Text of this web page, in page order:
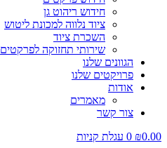
חידוש ריהוט גן
ציוד נלווה למכונת ליטוש
השכרת ציוד
שירותי תחזוקה לפרקטים
הגוונים שלנו
פרויקטים שלנו
אודות
מאמרים
צור קשר
₪0.00
0 עגלת קניות